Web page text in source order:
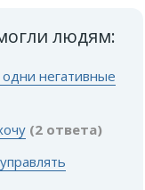
людям:
негативные
(2 ответа)